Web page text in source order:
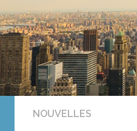
NOUVELLES